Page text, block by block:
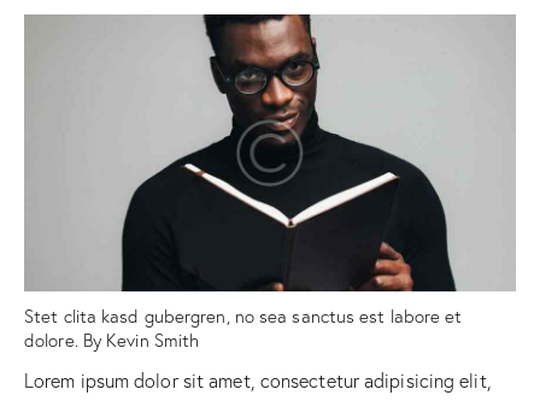
Stet clita kasd gubergren, no sea sanctus est labore et
dolore. By Kevin Smith
Lorem ipsum dolor sit amet, consectetur adipisicing elit,